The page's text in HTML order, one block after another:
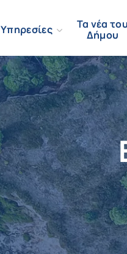
Υπηρεσίες
Τα νέα του
Δήμου